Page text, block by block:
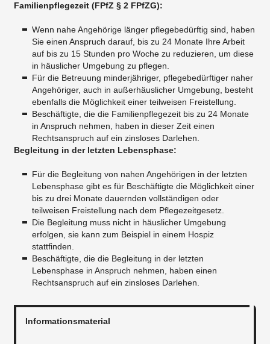
Familienpflegezeit (FPfZ § 2 FPfZG):
Wenn nahe Angehörige länger pflegebedürftig sind, haben
Sie einen Anspruch darauf, bis zu 24 Monate Ihre Arbeit
auf bis zu 15 Stunden pro Woche zu reduzieren, um diese
in häuslicher Umgebung zu pflegen.
Für die Betreuung minderjähriger, pflegebedürftiger naher
Angehöriger, auch in außerhäuslicher Umgebung, besteht
ebenfalls die Möglichkeit einer teilweisen Freistellung.
​Beschäftigte, die die Familienpflegezeit bis zu 24 Monate
in Anspruch nehmen, haben in dieser Zeit einen
Rechtsanspruch auf ein zinsloses Darlehen.
Begleitung in der letzten Lebensphase:
Für die Begleitung von nahen Angehörigen in der letzten
Lebensphase gibt es für Beschäftigte die Möglichkeit einer
bis zu drei Monate dauernden vollständigen oder
teilweisen Freistellung nach dem Pflegezeitgesetz.
​Die Begleitung muss nicht in häuslicher Umgebung
erfolgen, sie kann zum Beispiel in einem Hospiz
stattfinden.
​Beschäftigte, die die Begleitung in der letzten
Lebensphase in Anspruch nehmen, haben einen
Rechtsanspruch auf ein zinsloses Darlehen.
Informationsmaterial